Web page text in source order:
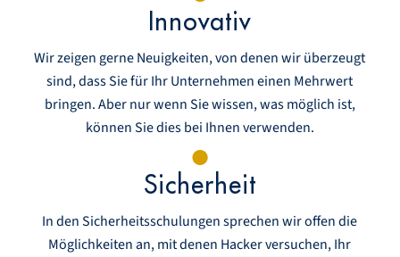
Innovativ
Wir zeigen gerne Neuigkeiten, von denen wir überzeugt
sind, dass Sie für Ihr Unternehmen einen Mehrwert
bringen. Aber nur wenn Sie wissen, was möglich ist,
können Sie dies bei Ihnen verwenden.
Sicherheit
In den Sicherheitsschulungen sprechen wir offen die
Möglichkeiten an, mit denen Hacker versuchen, Ihr